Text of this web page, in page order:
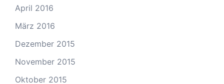
April 2016
März 2016
Dezember 2015
November 2015
Oktober 2015